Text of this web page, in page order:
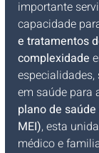
importante
capacidade
e tratamentos
complexidade
em saúde para
plano de
MEI), esta
médico e